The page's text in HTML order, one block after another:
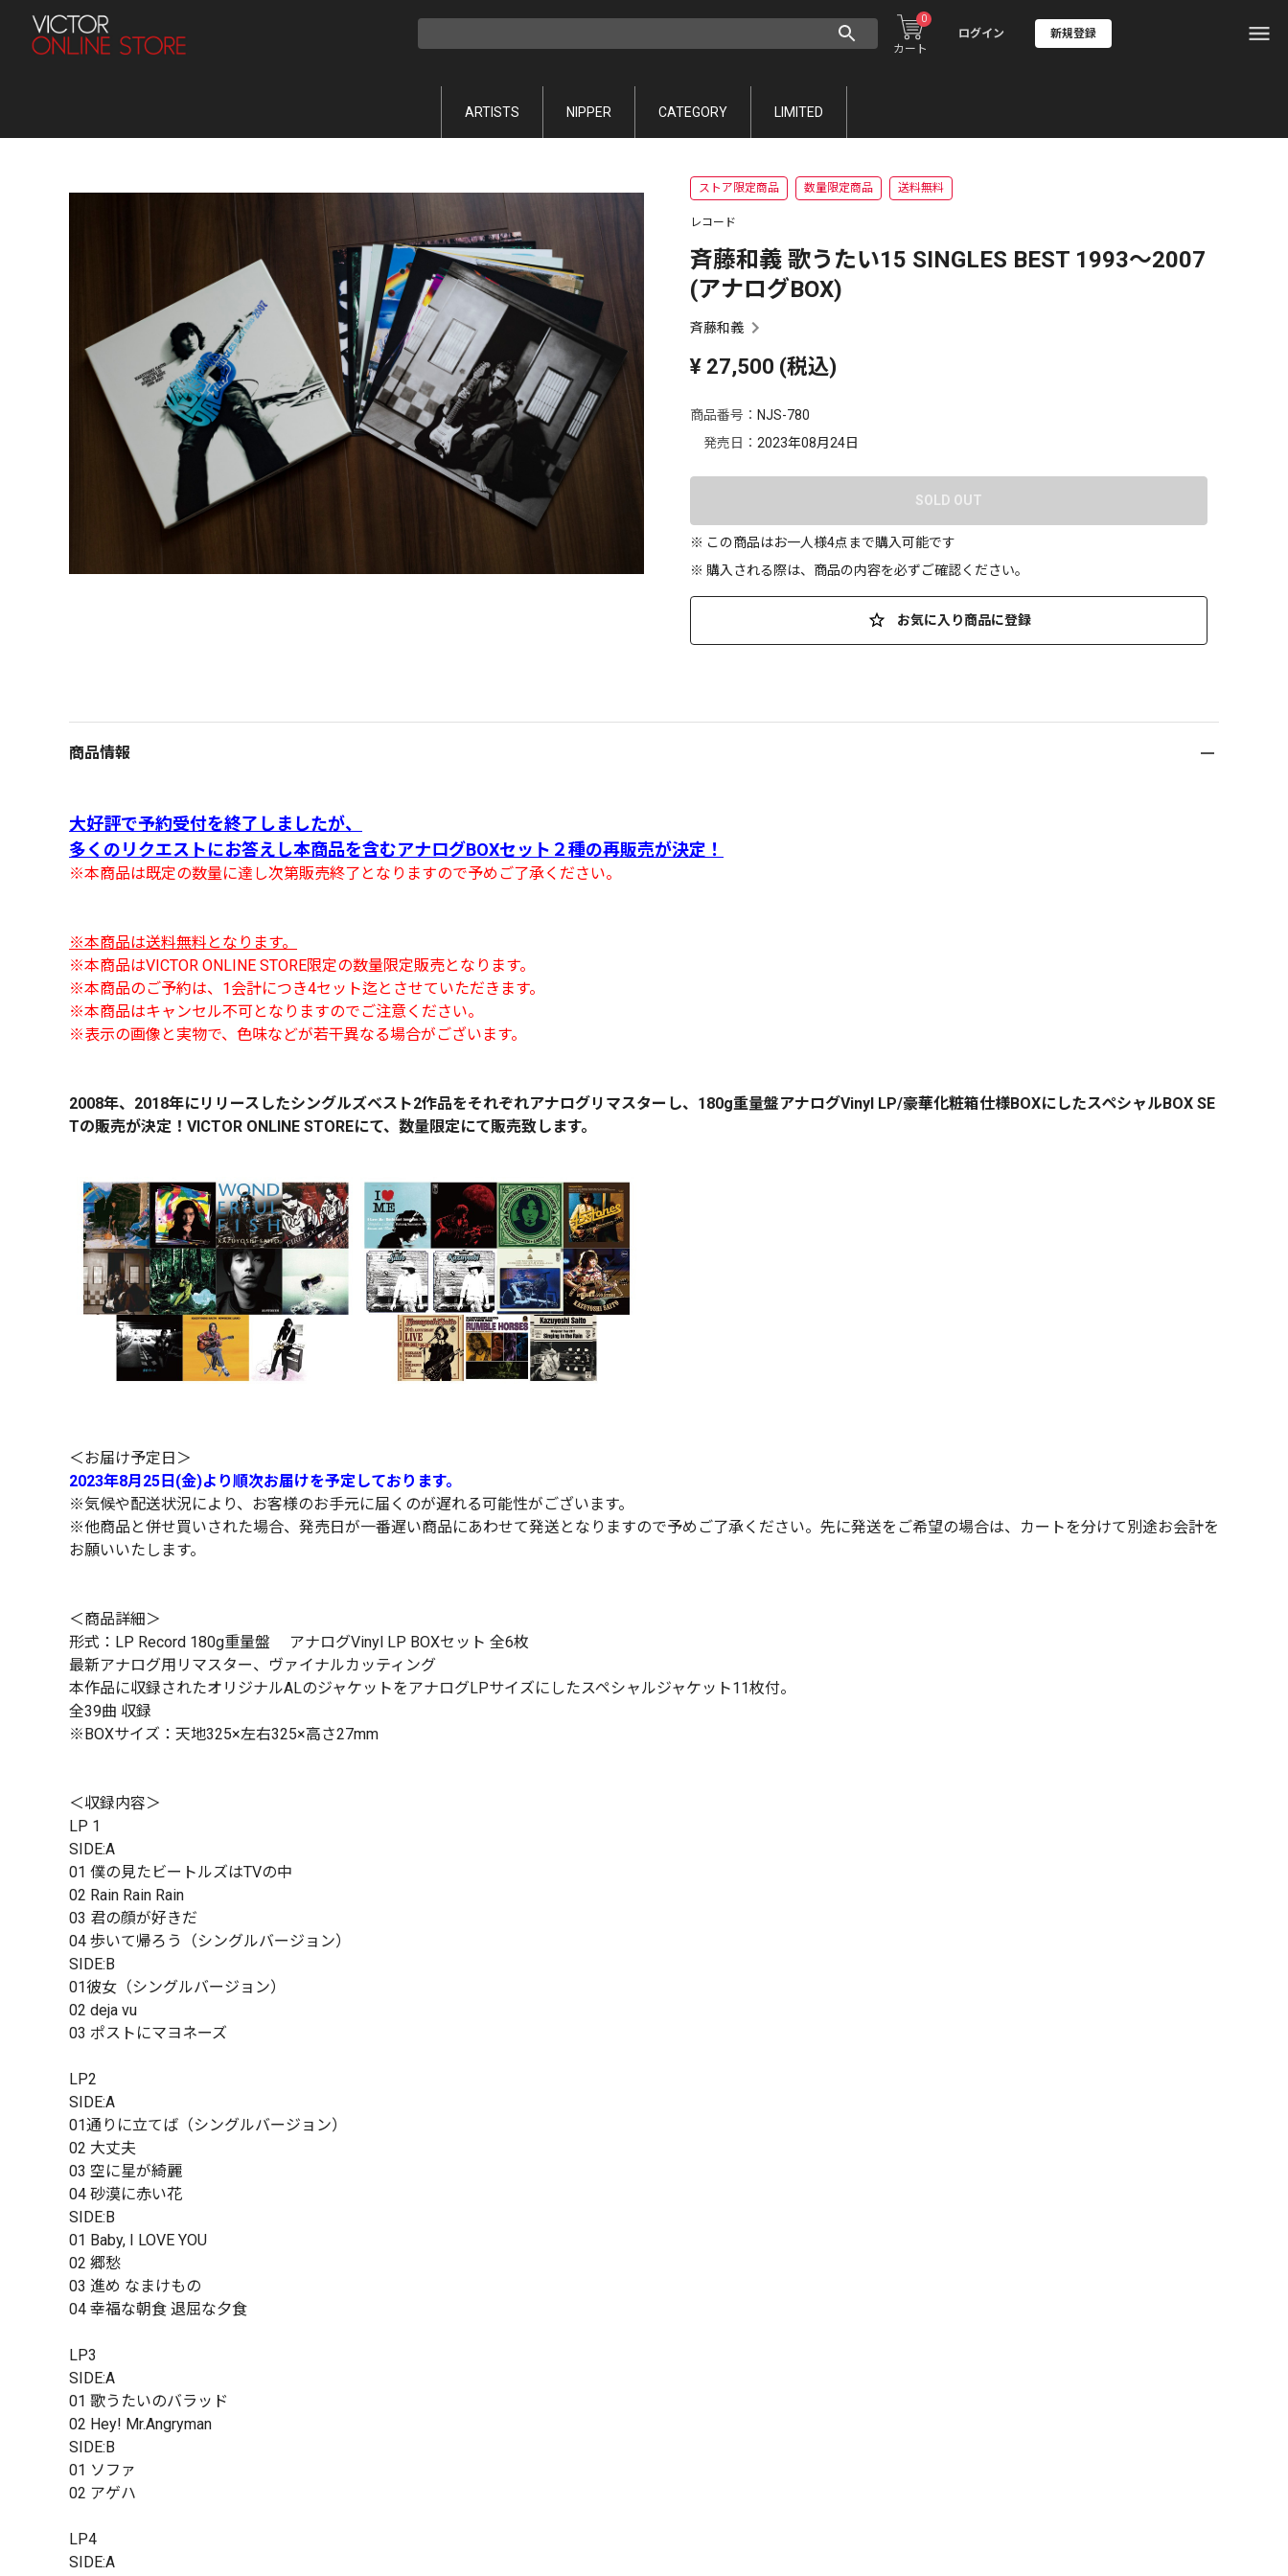
カート
0
ログイン 新規登録
ARTISTS NIPPER CATEGORY LIMITED
ストア限定商品 数量限定商品 送料無料
レコード
斉藤和義 歌うたい15 SINGLES BEST 1993〜2007
(アナログBOX)
斉藤和義
¥ 27,500 (税込)
商品番号： NJS-780
発売日： 2023年08月24日
SOLD OUT
※ この商品はお一人様4点まで購入可能です
※ 購入される際は、商品の内容を必ずご確認ください。
お気に入り商品に登録
商品情報
大好評で予約受付を終了しましたが、
多くのリクエストにお答えし本商品を含むアナログBOXセット２種の再販売が決定！
※本商品は既定の数量に達し次第販売終了となりますので予めご了承ください。
※本商品は送料無料となります。
※本商品はVICTOR ONLINE STORE限定の数量限定販売となります。
※本商品のご予約は、1会計につき4セット迄とさせていただきます。
※本商品はキャンセル不可となりますのでご注意ください。
※表示の画像と実物で、色味などが若干異なる場合がございます。
2008年、2018年にリリースしたシングルズベスト2作品をそれぞれアナログリマスターし、180g重量盤アナログVinyl LP/豪華化粧箱仕様BOXにしたスペシャルBOX SE
Tの販売が決定！ VICTOR ONLINE STOREにて、数量限定にて販売致します。
＜お届け予定日＞
2023年8月25日(金)より順次お届けを予定しております。
※気候や配送状況により、お客様のお手元に届くのが遅れる可能性がございます。
※他商品と併せ買いされた場合、発売日が一番遅い商品にあわせて発送となりますので予めご了承ください。先に発送をご希望の場合は、カートを分けて別途お会計を
お願いいたします。
＜商品詳細＞
形式：LP Record 180g重量盤 アナログVinyl LP BOXセット 全6枚
最新アナログ用リマスター、ヴァイナルカッティング
本作品に収録されたオリジナルALのジャケットをアナログLPサイズにしたスペシャルジャケット11枚付。
全39曲 収録
※BOXサイズ：天地325×左右325×高さ27mm
＜収録内容＞
LP 1
SIDE:A
01 僕の見たビートルズはTVの中
02 Rain Rain Rain
03 君の顔が好きだ
04 歩いて帰ろう（シングルバージョン）
SIDE:B
01彼女（シングルバージョン）
02 deja vu
03 ポストにマヨネーズ
LP2
SIDE:A
01通りに立てば（シングルバージョン）
02 大丈夫
03 空に星が綺麗
04 砂漠に赤い花
SIDE:B
01 Baby, I LOVE YOU
02 郷愁
03 進め なまけもの
04 幸福な朝食 退屈な夕食
LP3
SIDE:A
01 歌うたいのバラッド
02 Hey! Mr.Angryman
SIDE:B
01 ソファ
02 アゲハ
LP4
SIDE:A